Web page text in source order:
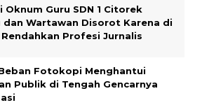
Oknum Guru SDN 1 Citorek
dan Wartawan Disorot Karena di
Profesi Jurnalis
Beban Fotokopi Menghantui
Publik di Tengah Gencarnya